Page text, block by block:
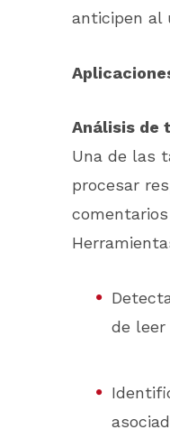
anticipen al
Análisis de
Una de las
procesar
de leer